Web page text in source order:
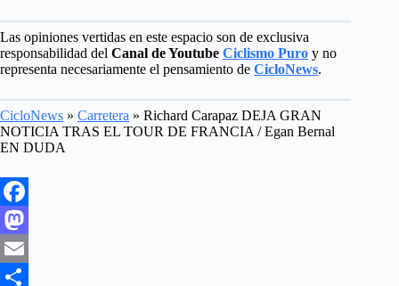
Las opiniones vertidas en este espacio son de exclusiva
responsabilidad del Canal de Youtube Ciclismo Puro y no
representa necesariamente el pensamiento de CicloNews.
CicloNews » Carretera » Richard Carapaz DEJA GRAN
NOTICIA TRAS EL TOUR DE FRANCIA / Egan Bernal
EN DUDA
F
a
c
M
aE